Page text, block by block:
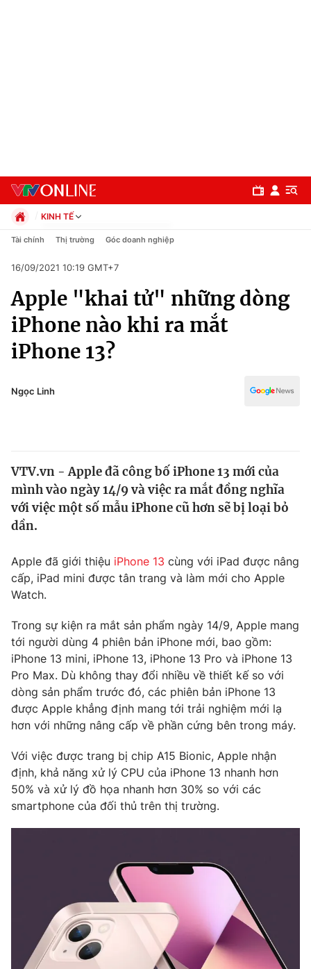
Chuyên mục
Chính trị
Xã hội
Pháp luật
Thế giới
Tin tức
Thế giới đó đây
Câu chuyện quốc tế
Kinh tế
Thị trường
Góc doanh nghiệp
Dữ liệu và đời sống
Truyền hình
Phim VTV
Hậu trường
Nhân vật
Khán giả
Giải trí
Điện ảnh
Âm nhạc
Sao
Đời sống
Du lịch
Làm đẹp
Chất lượng cuộc sống
Giáo dục
Học trực tuyến
Công nghệ
Hitech Công nghệ tương lai
Sản phẩm
Giao lưu trực tuyến
Emagazine Podcast
Photo Infographic
KINH TẾ
Chính trị
Pháp luật
Kinh tế
Thể thao
Truyền hình
Văn hóa - Giải trí
Tài chính Thị trường Góc doanh nghiệp
16/09/2021 10:19 GMT+7
Apple "khai tử" những dòng
iPhone nào khi ra mắt
iPhone 13?
Ngọc Linh
VTV.vn - Apple đã công bố iPhone 13 mới của
mình vào ngày 14/9 và việc ra mắt đồng nghĩa
với việc một số mẫu iPhone cũ hơn sẽ bị loại bỏ
dần.
Apple đã giới thiệu iPhone 13 cùng với iPad được nâng
cấp, iPad mini được tân trang và làm mới cho Apple
Watch.
Trong sự kiện ra mắt sản phẩm ngày 14/9, Apple mang
tới người dùng 4 phiên bản iPhone mới, bao gồm:
iPhone 13 mini, iPhone 13, iPhone 13 Pro và iPhone 13
Pro Max. Dù không thay đổi nhiều về thiết kế so với
dòng sản phẩm trước đó, các phiên bản iPhone 13
được Apple khẳng định mang tới trải nghiệm mới lạ
hơn với những nâng cấp về phần cứng bên trong máy.
Với việc được trang bị chip A15 Bionic, Apple nhận
định, khả năng xử lý CPU của iPhone 13 nhanh hơn
50% và xử lý đồ họa nhanh hơn 30% so với các
smartphone của đối thủ trên thị trường.